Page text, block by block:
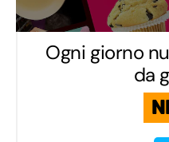
Ogni giorno
da